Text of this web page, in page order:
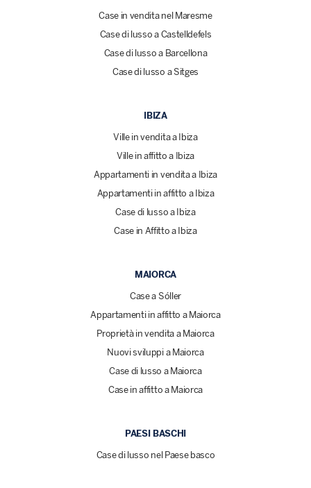
Case in vendita nel Maresme
Case di lusso a Castelldefels
Case di lusso a Barcellona
Case di lusso a Sitges
IBIZA
Ville in vendita a Ibiza
Ville in affitto a Ibiza
Appartamenti in vendita a Ibiza
Appartamenti in affitto a Ibiza
Case di lusso a Ibiza
Case in Affitto a Ibiza
MAIORCA
Case a Sóller
Appartamenti in affitto a Maiorca
Proprietà in vendita a Maiorca
Nuovi sviluppi a Maiorca
Case di lusso a Maiorca
Case in affitto a Maiorca
PAESI BASCHI
Case di lusso nel Paese basco